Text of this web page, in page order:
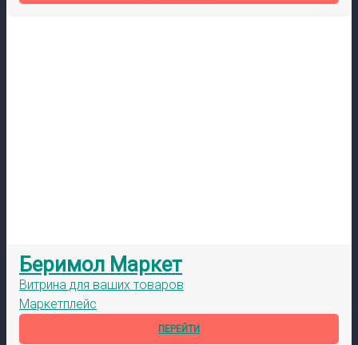
Беримол Маркет
Витрина для ваших товаров
Маркетплейс
ПЕРЕЙТИ